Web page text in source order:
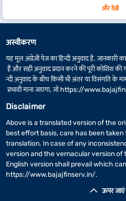
अनलिमिटेड
60 Mbps
100
Mbps
699 अनलिमिटेड
100
Mbps
एंटरटेनमेंट के साथ अनलिमिटेड कनेक्ट
अगर आपको दुनिया भर से फिल्में या सीरीज़ देखना
के साथ इन कनेक्ट ब्रॉडबैंड प्लान में से चुनना चाहिए -
और देखें
ऊपर जाएं
अस्वीकरण
यह मूल अंग्रेज़ी पेज का हिन्दी अनुवाद है. जानकारी
है और सही अनुवाद प्रदान करने की पूरी कोशिश
न्दी अनुवाद के बीच किसी भी अंतर या विसंगति के
प्रभावी माना जाएगा, जोhttps://
Disclaimer
Above is a translated version of the
best effort basis, care has been
translation. In case of any
version and the vernacular version of
English version shall prevail which
https://www.bajajfinserv.in/.